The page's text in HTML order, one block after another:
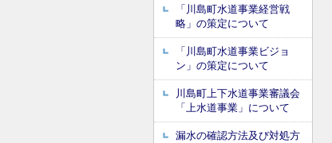
「川島町水道事業経営戦
略」の策定について
「川島町水道事業ビジョ
ン」の策定について
川島町上下水道事業審議会
「上水道事業」について
漏水の確認方法及び対処方